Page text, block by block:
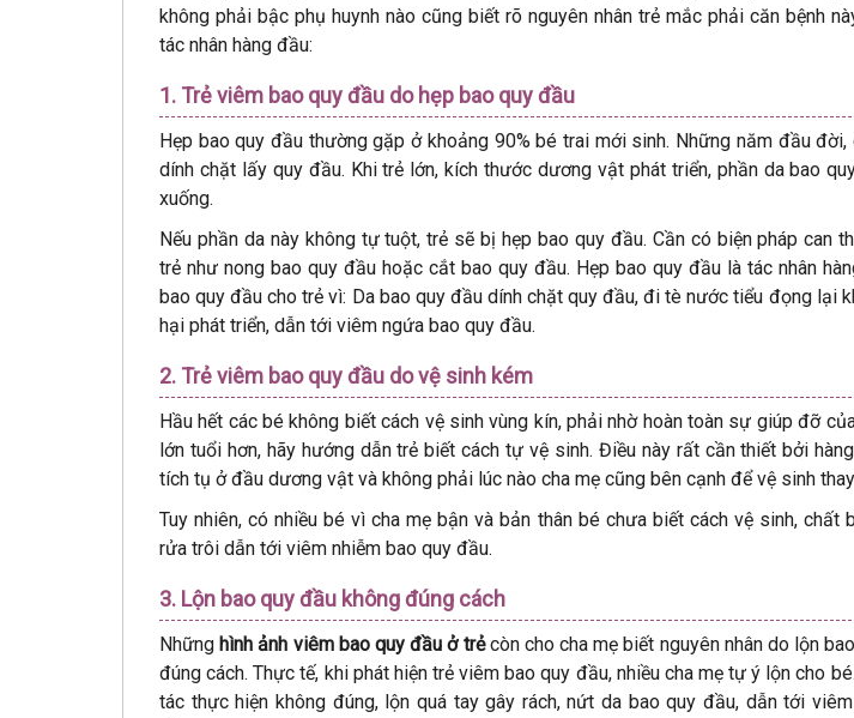
không phải bậc phụ huynh nào cũng biết rõ nguyên nhân trẻ mắc phải căn bệnh
tác nhân hàng đầu:
1. Trẻ viêm bao quy đầu do hẹp bao quy đầu
Hẹp bao quy đầu thường gặp ở khoảng 90% bé trai mới sinh. Những năm đầu
dính chặt lấy quy đầu. Khi trẻ lớn, kích thước dương vật phát triển, phần da bao
xuống.
Nếu phần da này không tự tuột, trẻ sẽ bị hẹp bao quy đầu. Cần có biện pháp can
trẻ như nong bao quy đầu hoặc cắt bao quy đầu. Hẹp bao quy đầu là tác nhân
bao quy đầu cho trẻ vì: Da bao quy đầu dính chặt quy đầu, đi tè nước tiểu đọng lại
hại phát triển, dẫn tới viêm ngứa bao quy đầu.
2. Trẻ viêm bao quy đầu do vệ sinh kém
Hầu hết các bé không biết cách vệ sinh vùng kín, phải nhờ hoàn toàn sự giúp đỡ
lớn tuổi hơn, hãy hướng dẫn trẻ biết cách tự vệ sinh. Điều này rất cần thiết bởi
tích tụ ở đầu dương vật và không phải lúc nào cha mẹ cũng bên cạnh để vệ sinh
Tuy nhiên, có nhiều bé vì cha mẹ bận và bản thân bé chưa biết cách vệ sinh, chất
rửa trôi dẫn tới viêm nhiễm bao quy đầu.
3. Lộn bao quy đầu không đúng cách
Nhữnghình ảnh viêm bao quy đầu ở trẻcòn cho cha mẹ biết nguyên nhân do lộn
đúng cách. Thực tế, khi phát hiện trẻ viêm bao quy đầu, nhiều cha mẹ tự ý lộn cho
tác thực hiện không đúng, lộn quá tay gây rách, nứt da bao quy đầu, dẫn tới